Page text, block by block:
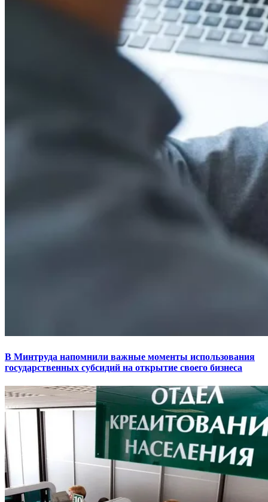
В Минтруда напомнили важные моменты использования
государственных субсидий на открытие своего бизнеса